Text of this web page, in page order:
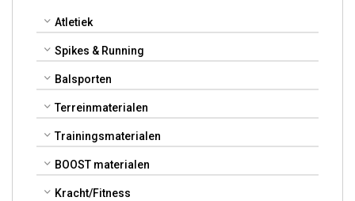
Atletiek
Spikes & Running
Balsporten
Terreinmaterialen
Trainingsmaterialen
BOOST materialen
Kracht/Fitness